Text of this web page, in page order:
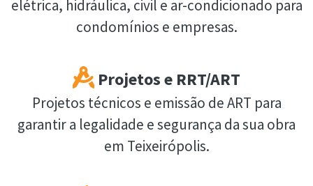
elétrica, hidráulica, civil e ar-condicionado para
condomínios e empresas.
Projetos e RRT/ART
Projetos técnicos e emissão de ART para
garantir a legalidade e segurança da sua obra
em Teixeirópolis.